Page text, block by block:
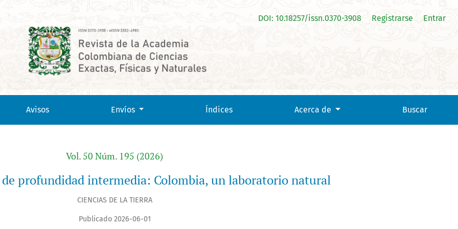
natural
Avisos Envíos Índices Acerca de Buscar
DOI: 10.18257/issn.0370-3908 Registrarse Entrar
Vol. 50 Núm. 195 (2026)
profundidad intermedia: Colombia, un laboratorio natural
CIENCIAS DE LA TIERRA
Publicado 2026-06-01